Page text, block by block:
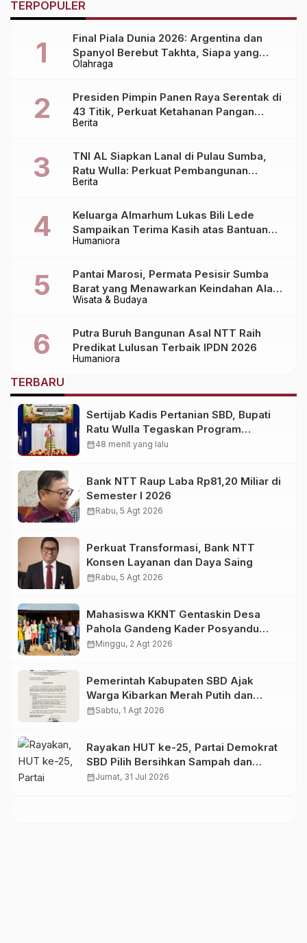
TERPOPULER
Olahraga
Final Piala Dunia 2026: Argentina dan
Spanyol Berebut Takhta, Siapa yang
Lebih Siap?
Berita
Presiden Pimpin Panen Raya Serentak di
43 Titik, Perkuat Ketahanan Pangan
Nasional
Berita
TNI AL Siapkan Lanal di Pulau Sumba,
Ratu Wulla: Perkuat Pembangunan
Daerah!
Humaniora
Keluarga Almarhum Lukas Bili Lede
Sampaikan Terima Kasih atas Bantuan
Berbagai Pihak dalam Pemulangan
Wisata & Budaya
Pantai Marosi, Permata Pesisir Sumba
Barat yang Menawarkan Keindahan Alam
Alami
Humaniora
Putra Buruh Bangunan Asal NTT Raih
Predikat Lulusan Terbaik IPDN 2026
TERBARU
Sertijab Kadis Pertanian SBD, Bupati
Ratu Wulla Tegaskan Program
Strategis Harus Berlanjut
calendar_month48 menit yang lalu
Bank NTT Raup Laba Rp81,20 Miliar di
Semester I 2026
calendar_monthRabu, 5 Agt 2026
Perkuat Transformasi, Bank NTT
Konsen Layanan dan Daya Saing
calendar_monthRabu, 5 Agt 2026
Mahasiswa KKNT Gentaskin Desa
Pahola Gandeng Kader Posyandu
Bagikan PMT untuk Anak Stunting dan
calendar_monthMinggu, 2 Agt 2026
Pemerintah Kabupaten SBD Ajak
Warga Kibarkan Merah Putih dan
Semarakkan HUT Ke-81 RI
calendar_monthSabtu, 1 Agt 2026
Rayakan HUT ke-25, Partai Demokrat
SBD Pilih Bersihkan Sampah dan
Tanam Pohon
calendar_monthJumat, 31 Jul 2026